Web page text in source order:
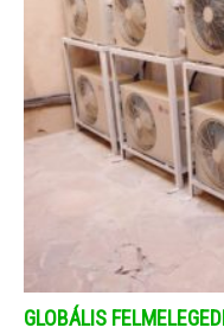
GLOBÁLIS